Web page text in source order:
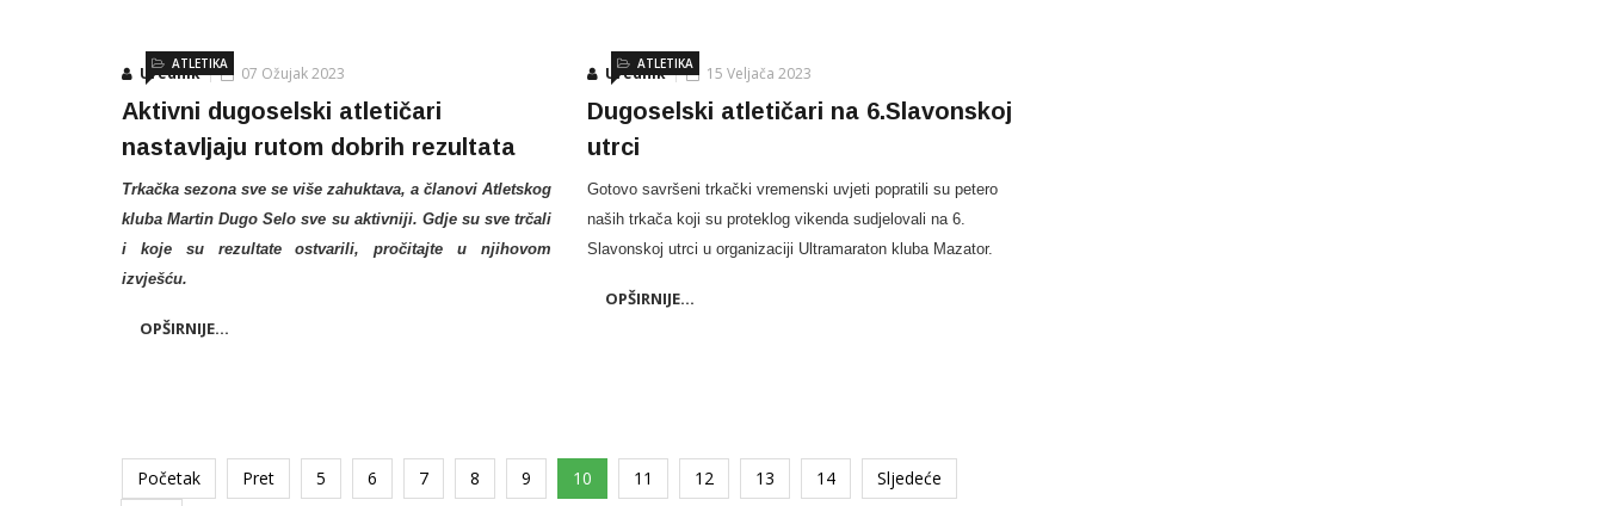
UrednikATLETIKA 07 Ožujak 2023
Aktivni dugoselski atletičari
nastavljaju rutom dobrih rezultata
Trkačka sezona sve se više zahuktava, a članovi Atletskog
kluba Martin Dugo Selo sve su aktivniji. Gdje su sve trčali
i koje su rezultate ostvarili, pročitajte u njihovom
izvješću.
OPŠIRNIJE...
UrednikATLETIKA 15 Veljača 2023
Dugoselski atletičari na 6.Slavonskoj
utrci
Gotovo savršeni trkački vremenski uvjeti popratili su petero
naših trkača koji su proteklog vikenda sudjelovali na 6.
Slavonskoj utrci u organizaciji Ultramaraton kluba Mazator.
OPŠIRNIJE...
Početak Pret 5 6 7 8 9 10 11 12 13 14
Sljedeće